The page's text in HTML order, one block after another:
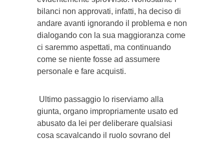
bilanci non approvati, infatti, ha deciso di
andare avanti ignorando il problema e non
dialogando con la sua maggioranza come
ci saremmo aspettati, ma continuando
come se niente fosse ad assumere
personale e fare acquisti.
Ultimo passaggio lo riserviamo alla
giunta, organo impropriamente usato ed
abusato da lei per deliberare qualsiasi
cosa scavalcando il ruolo sovrano del